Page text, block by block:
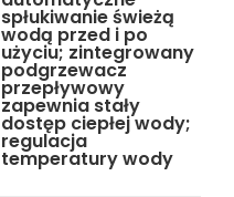
spłukiwanie świeżą
wodą przed i po
użyciu; zintegrowany
podgrzewacz
przepływowy
zapewnia stały
dostęp ciepłej wody;
regulacja
temperatury wody